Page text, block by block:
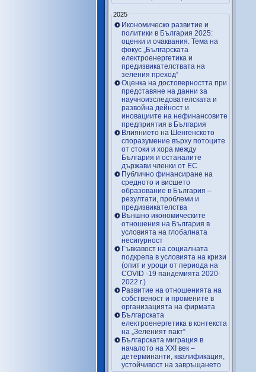
2025
Икономическо развитие и
политики в България 2025:
оценки и очаквания. Тема на
фокус „Българската
електроенергетика и
предизвикателствата на
зеления преход“
Оценка на достоверността при
представяне на данни за
научноизследователската и
развойна дейност и
иновациите на нефинансовите
предприятия в България
Влиянието на Шенгенското
споразумение върху потоците
от стоки и хора между
България и останалите
държави членки от ЕС
Публично финансиране на
средното и висшето
образование в България –
резултати, проблеми и
предизвикателства
Външно икономическите
отношения на България в
условията на глобалната
несигурност
Гъвкавост на социалната
подкрепа в условията на кризи
(опит и уроци от периода на
COVID -19 пандемията 2020-
2022 г.)
Развитие на отношенията на
собственост и промените в
организацията на фирмата
Българската
електроенергетика в контекста
на „Зеленият пакт“
Българската миграция в
началото на ХХІ век –
детерминанти, квалификация,
устойчивост на завръщането